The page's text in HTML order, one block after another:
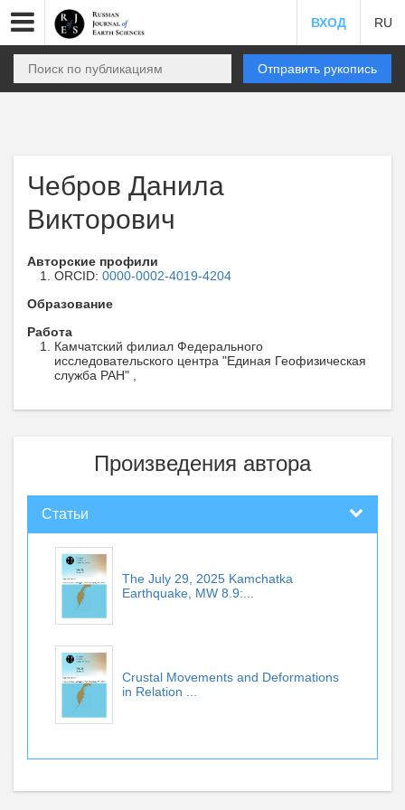
ВХОД RU
Отправить рукопись
Чебров Данила
Викторович
Авторские профили
ORCID: 0000-0002-4019-4204
Образование
Работа
Камчатский филиал Федерального
исследовательского центра "Единая Геофизическая
служба РАН" ,
Произведения автора
Статьи
The July 29, 2025 Kamchatka
Earthquake, MW 8.9:...
Crustal Movements and Deformations
in Relation ...